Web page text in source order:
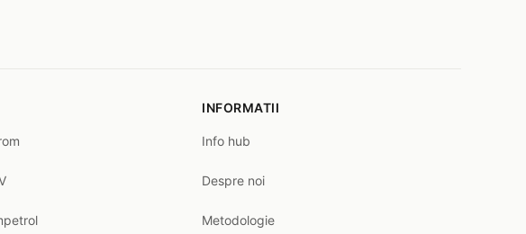
INFORMATII
Info hub
Despre noi
Metodologie